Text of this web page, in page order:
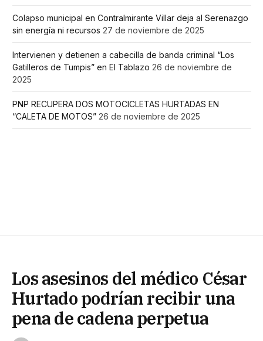
Colapso municipal en Contralmirante Villar deja al Serenazgo
sin energía ni recursos 27 de noviembre de 2025
Intervienen y detienen a cabecilla de banda criminal “Los
Gatilleros de Tumpis” en El Tablazo 26 de noviembre de
2025
PNP RECUPERA DOS MOTOCICLETAS HURTADAS EN
“CALETA DE MOTOS” 26 de noviembre de 2025
Los asesinos del médico César
Hurtado podrían recibir una
pena de cadena perpetua